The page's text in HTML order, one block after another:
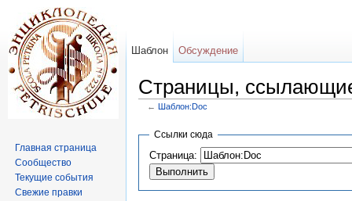
Страницы,
← Шаблон:Doc
Ссылки сюда
Страница:
Шаблон Обсуждение
Главная страница
Сообщество
Текущие события
Свежие правки